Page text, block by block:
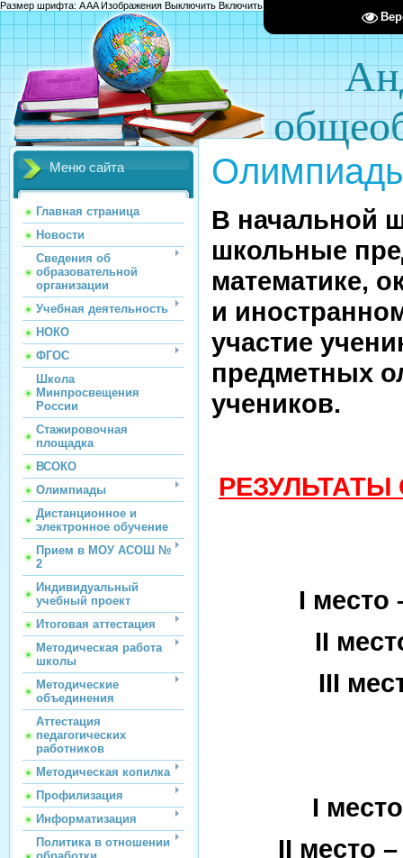
Размер шрифта: AAAИзображения Выключить Включить
Меню сайта
Главная страница
Новости
Сведения об
образовательной
организации
Учебная деятельность
НОКО
ФГОС
Школа
Минпросвещения
России
Стажировочная
площадка
ВСОКО
Олимпиады
Дистанционное и
электронное обучение
Прием в МОУ АСОШ №
2
Индивидуальный
учебный проект
Итоговая аттестация
Методическая работа
школы
Методические
объединения
Аттестация
педагогических
работников
Методическая копилка
Профилизация
Информатизация
Политика в отношении
В начальной
школьные
математике,
и
участие
предметных
учеников.
I место
II
III
I
II место